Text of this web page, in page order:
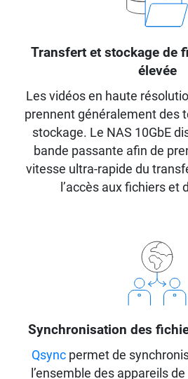
Transfert et stockage de
élevée
Les vidéos en haute
prennent généralement des
stockage. Le NAS 10GbE
bande passante afin de
vitesse ultra-rapide du
l’accès aux fichiers et
Synchronisation des
Qsyncpermet de
l’ensemble des appareils